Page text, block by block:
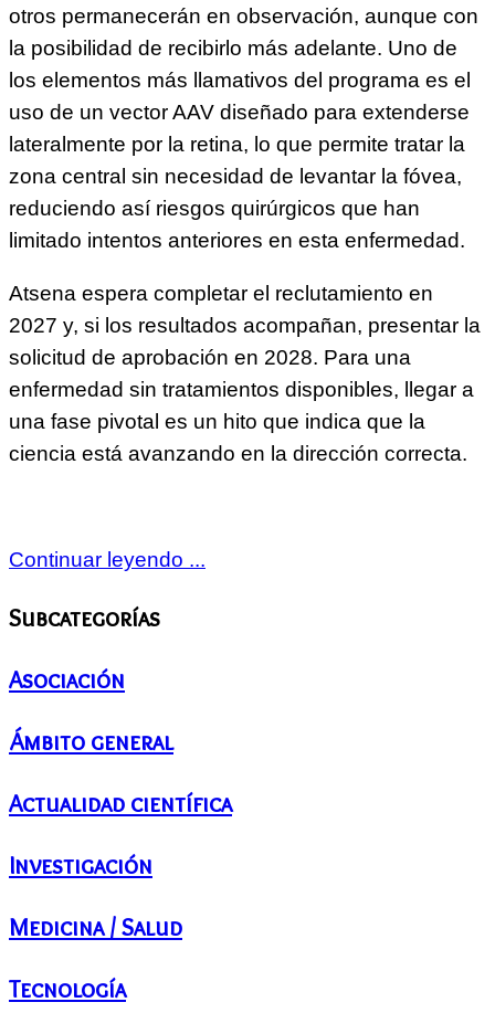
otros permanecerán en observación, aunque con
la posibilidad de recibirlo más adelante. Uno de
los elementos más llamativos del programa es el
uso de un vector AAV diseñado para extenderse
lateralmente por la retina, lo que permite tratar la
zona central sin necesidad de levantar la fóvea,
reduciendo así riesgos quirúrgicos que han
limitado intentos anteriores en esta enfermedad.
Atsena espera completar el reclutamiento en
2027 y, si los resultados acompañan, presentar la
solicitud de aprobación en 2028. Para una
enfermedad sin tratamientos disponibles, llegar a
una fase pivotal es un hito que indica que la
ciencia está avanzando en la dirección correcta.
Continuar leyendo ...
Subcategorías
Asociación
Ámbito general
Actualidad científica
Investigación
Medicina / Salud
Tecnología